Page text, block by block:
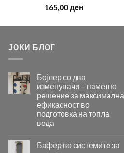
165,00ден
ЈОКИ БЛОГ
Бојлер со два
изменувачи – паметно
решение за максимална
ефикасност во
подготовка на топла
вода
со
два
Бафер во системите за